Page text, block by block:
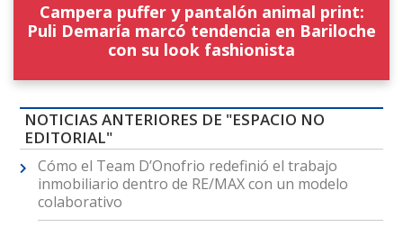
Campera puffer y pantalón animal print:
Puli Demaría marcó tendencia en Bariloche
con su look fashionista
NOTICIAS ANTERIORES DE "ESPACIO NO
EDITORIAL"
Cómo el Team D’Onofrio redefinió el trabajo
inmobiliario dentro de RE/MAX con un modelo
colaborativo